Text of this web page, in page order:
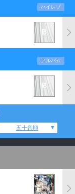
ハイレゾ
アルバム
五十音順